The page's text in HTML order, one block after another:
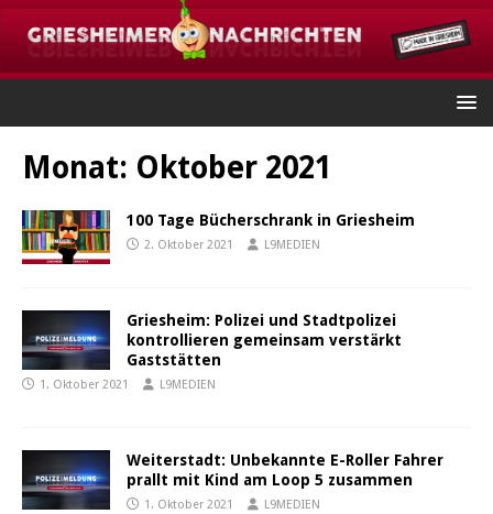
Monat: Oktober 2021
100 Tage Bücherschrank in Griesheim
2. Oktober 2021 L9MEDIEN
Griesheim: Polizei und Stadtpolizei
kontrollieren gemeinsam verstärkt
Gaststätten
1. Oktober 2021 L9MEDIEN
Weiterstadt: Unbekannte E-Roller Fahrer
prallt mit Kind am Loop 5 zusammen
1. Oktober 2021 L9MEDIEN